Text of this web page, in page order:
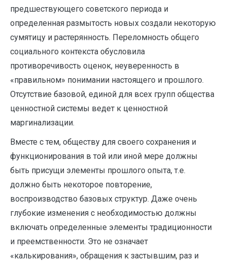
предшествующего советского периода и
определенная размытость новых создали некоторую
сумятицу и растерянность. Переломность общего
социального контекста обусловила
противоречивость оценок, неуверенность в
«правильном» понимании настоящего и прошлого.
Отсутствие базовой, единой для всех групп общества
ценностной системы ведет к ценностной
маргинализации.
Вместе с тем, обществу для своего сохранения и
функционирования в той или иной мере должны
быть присущи элементы прошлого опыта, т.е.
должно быть некоторое повторение,
воспроизводство базовых структур. Даже очень
глубокие изменения с необходимостью должны
включать определенные элементы традиционности
и преемственности. Это не означает
«калькирования», обращения к застывшим, раз и